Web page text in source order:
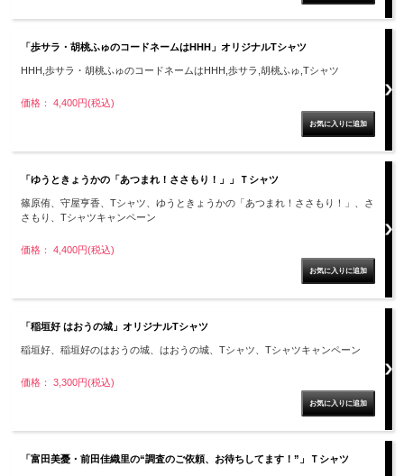
「歩サラ・胡桃ふゅのコードネームはHHH」オリジナルTシャツ
HHH,歩サラ・胡桃ふゅのコードネームはHHH,歩サラ,胡桃ふゅ,Tシャツ
価格： 4,400円(税込)
「ゆうときょうかの「あつまれ！ささもり！」」Ｔシャツ
篠原侑、守屋亨香、Tシャツ、ゆうときょうかの「あつまれ！ささもり！」、さ
さもり、Tシャツキャンペーン
価格： 4,400円(税込)
「稲垣好 はおうの城」オリジナルTシャツ
稲垣好、稲垣好のはおうの城、はおうの城、Tシャツ、Tシャツキャンペーン
価格： 3,300円(税込)
「富田美憂・前田佳織里の“調査のご依頼、お待ちしてます！”」Ｔシャツ